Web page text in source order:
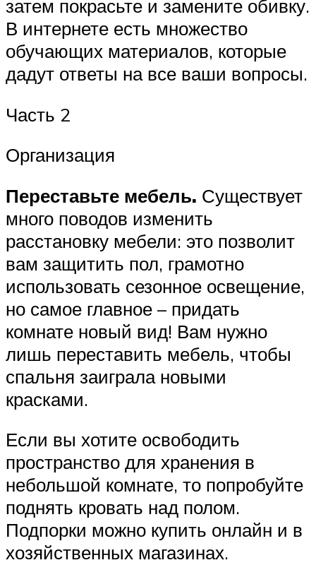
затем покрасьте и замените обивку.
В интернете есть множество
обучающих материалов, которые
дадут ответы на все ваши вопросы.
Часть 2
Организация
Переставьте мебель. Существует
много поводов изменить
расстановку мебели: это позволит
вам защитить пол, грамотно
использовать сезонное освещение,
но самое главное – придать
комнате новый вид! Вам нужно
лишь переставить мебель, чтобы
спальня заиграла новыми
красками.
Если вы хотите освободить
пространство для хранения в
небольшой комнате, то попробуйте
поднять кровать над полом.
Подпорки можно купить онлайн и в
хозяйственных магазинах.